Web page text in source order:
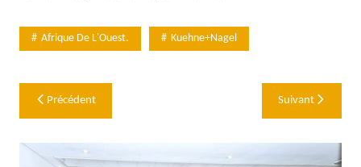
Afrique De L'Ouest. Kuehne+Nagel
Navigation
de
l’article
Précédent Suivant